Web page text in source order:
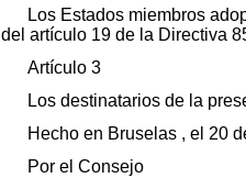
Los Estados miembros
del artículo 19 de la Directiva
Artículo 3
Los destinatarios de la
Hecho en Bruselas , el 20
Por el Consejo